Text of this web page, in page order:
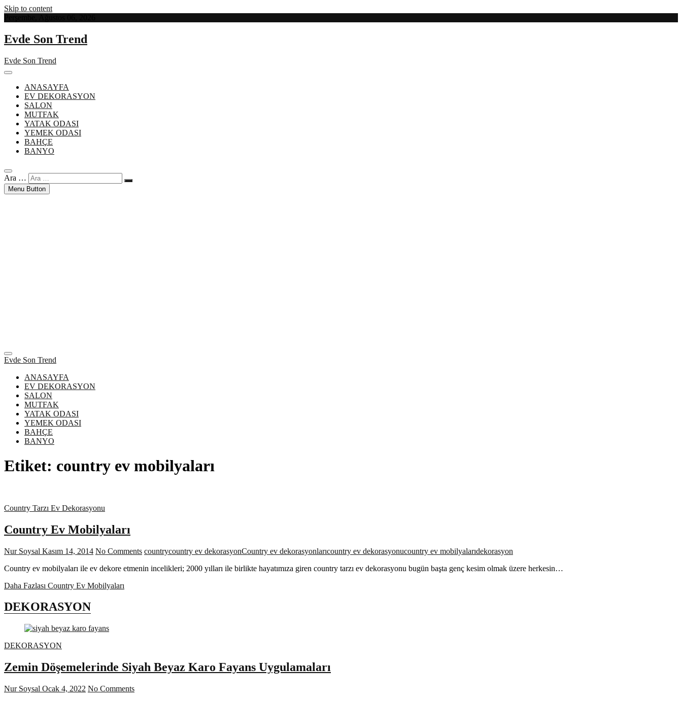
Skip to content
Evde Son Trend
Evde Son Trend
ANASAYFA
EV DEKORASYON
SALON
MUTFAK
YATAK ODASI
YEMEK ODASI
BAHÇE
BANYO
Ara …
Menu Button
Evde Son Trend
ANASAYFA
EV DEKORASYON
SALON
MUTFAK
YATAK ODASI
YEMEK ODASI
BAHÇE
BANYO
Etiket: country ev mobilyaları
Country Tarzı Ev Dekorasyonu
Country Ev Mobilyaları
Nur Soysal Kasım 14, 2014 No Comments countrycountry ev dekorasyonCountry ev dekorasyonlarıcountry ev dekorasyonucountry ev mobilyalarıdekorasyon
Country ev mobilyaları ile ev dekore etmenin incelikleri; 2000 yılları ile birlikte hayatımıza giren country tarzı ev dekorasyonu bugün başta genç kesim olmak üzere herkesin…
Daha Fazlası Country Ev Mobilyaları
DEKORASYON
DEKORASYON
Zemin Döşemelerinde Siyah Beyaz Karo Fayans Uygulamaları
Nur Soysal Ocak 4, 2022 No Comments